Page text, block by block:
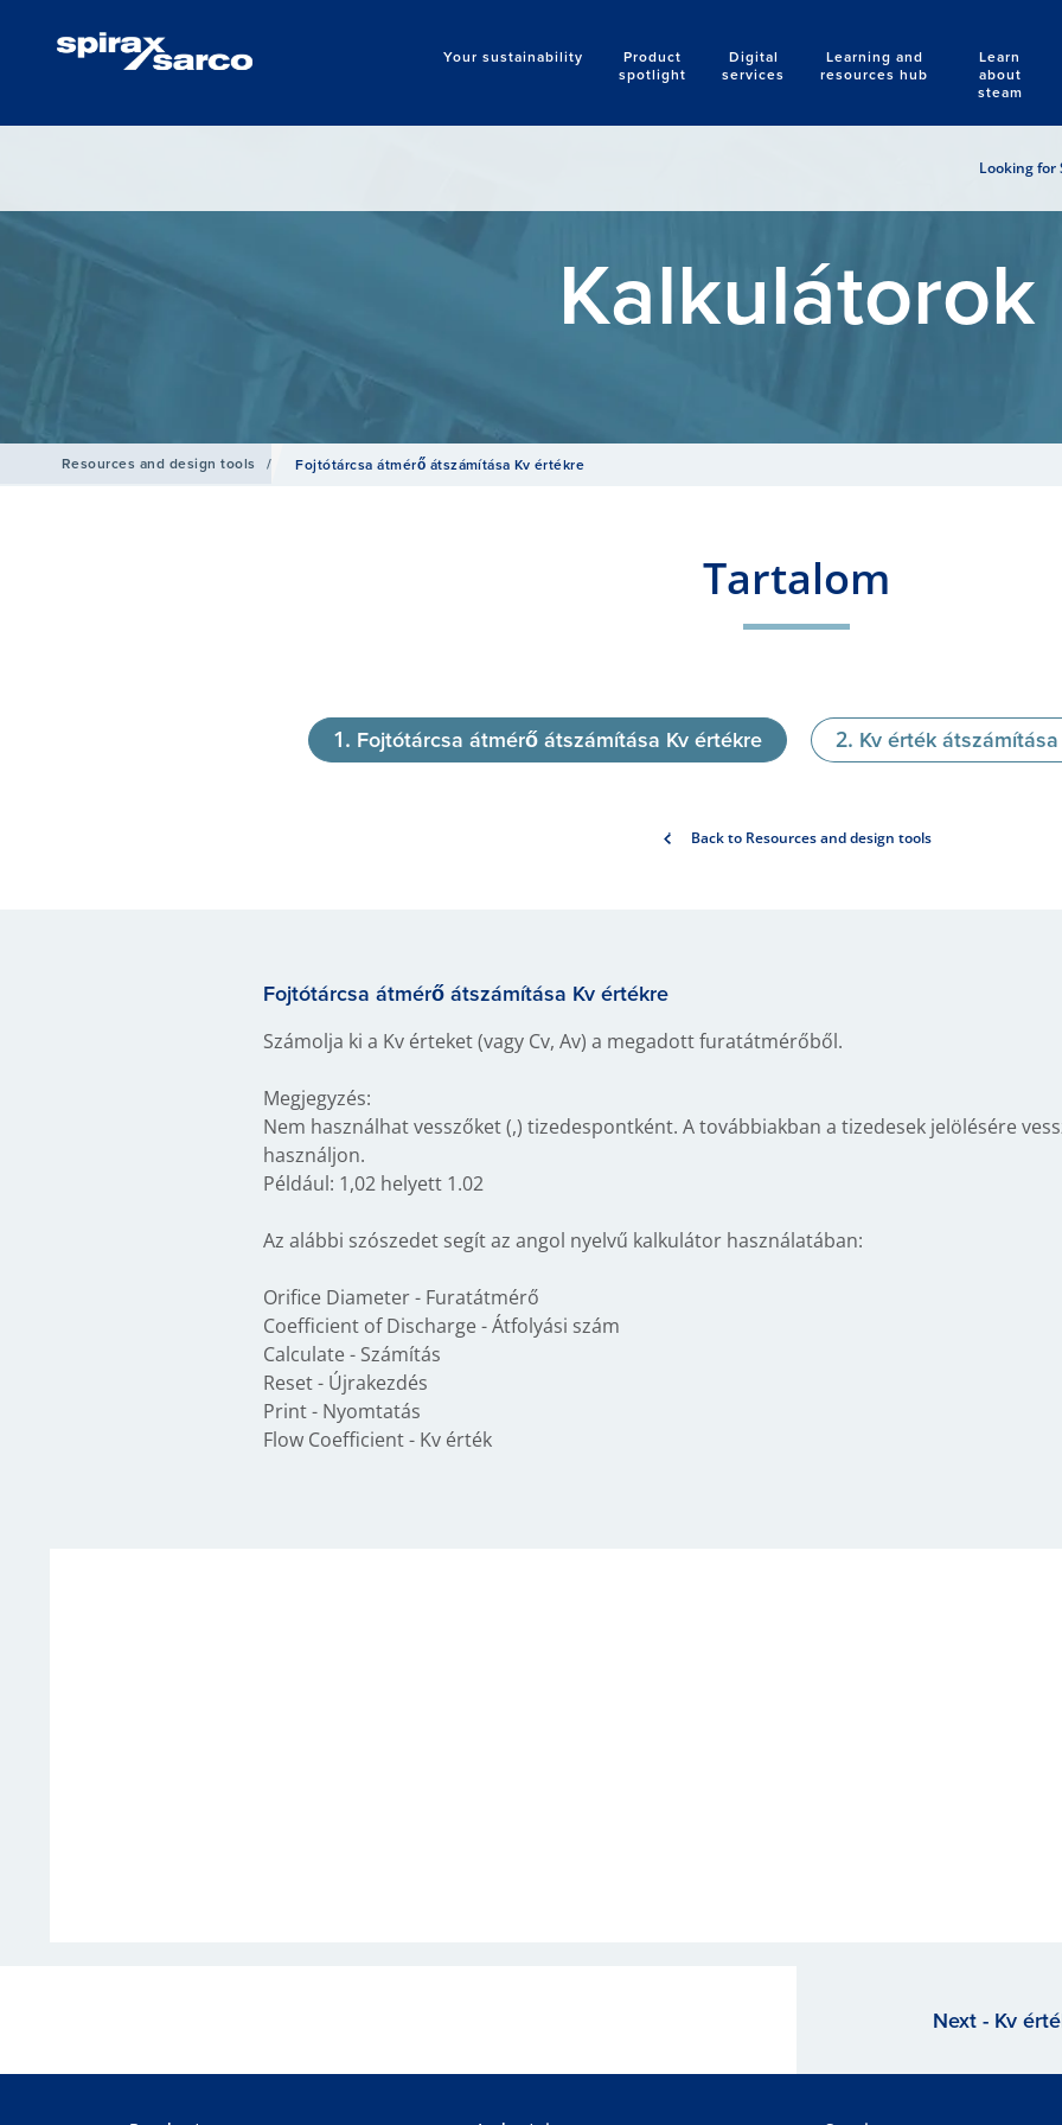
Your sustainability
Product
spotlight
Digital
services
Learning and
resources hub
Learn
about
steam
Search
Looking for
Kalkulátorok
Resources and design tools / Fojtótárcsa átmérő átszámítása Kv értékre
Tartalom
Fojtótárcsa átmérő átszámítása Kv értékre Kv érték
Back to Resources and design tools
Fojtótárcsa átmérő átszámítása Kv értékre
Számolja ki a Kv érteket (vagy Cv, Av) a megadott furatátmérőből.
Megjegyzés:
Nem használhat vesszőket (,) tizedespontként. A továbbiakban a tizedesek jelölésére
használjon.
Például: 1,02 helyett 1.02
Az alábbi szószedet segít az angol nyelvű kalkulátor használatában:
Orifice Diameter - Furatátmérő
Coefficient of Discharge - Átfolyási szám
Calculate - Számítás
Reset - Újrakezdés
Print - Nyomtatás
Flow Coefficient - Kv érték
Next - Kv